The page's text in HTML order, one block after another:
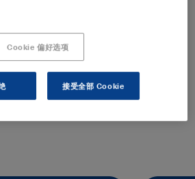
Korea Co., Ltd.
Cookie 偏好选项
接受全部 Cookie